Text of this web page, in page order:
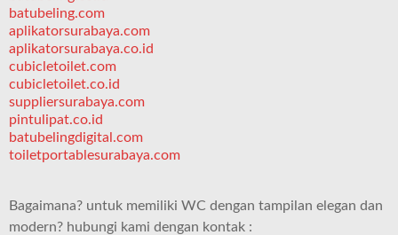
batubeling.com
aplikatorsurabaya.com
aplikatorsurabaya.co.id
cubicletoilet.com
cubicletoilet.co.id
suppliersurabaya.com
pintulipat.co.id
batubelingdigital.com
toiletportablesurabaya.com
Bagaimana? untuk memiliki WC dengan tampilan elegan dan
modern? hubungi kami dengan kontak :